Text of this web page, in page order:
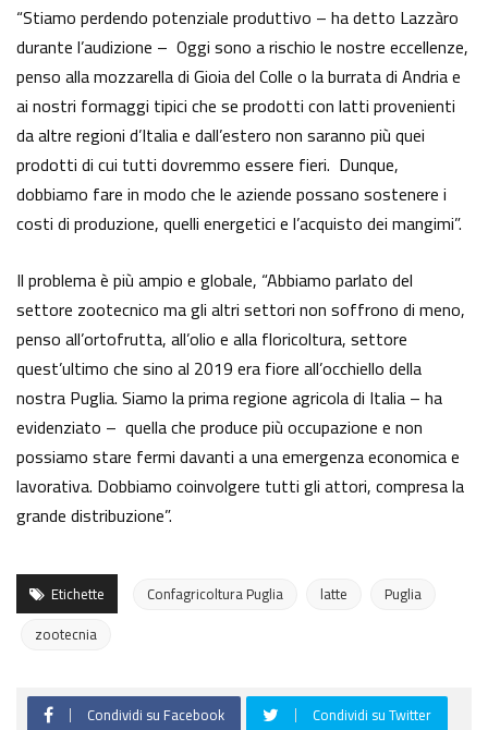
“Stiamo perdendo potenziale produttivo – ha detto Lazzàro
durante l’audizione – Oggi sono a rischio le nostre eccellenze,
penso alla mozzarella di Gioia del Colle o la burrata di Andria e
ai nostri formaggi tipici che se prodotti con latti provenienti
da altre regioni d’Italia e dall’estero non saranno più quei
prodotti di cui tutti dovremmo essere fieri. Dunque,
dobbiamo fare in modo che le aziende possano sostenere i
costi di produzione, quelli energetici e l’acquisto dei mangimi”.
Il problema è più ampio e globale, “Abbiamo parlato del
settore zootecnico ma gli altri settori non soffrono di meno,
penso all’ortofrutta, all’olio e alla floricoltura, settore
quest’ultimo che sino al 2019 era fiore all’occhiello della
nostra Puglia. Siamo la prima regione agricola di Italia – ha
evidenziato – quella che produce più occupazione e non
possiamo stare fermi davanti a una emergenza economica e
lavorativa. Dobbiamo coinvolgere tutti gli attori, compresa la
grande distribuzione”.
Etichette Confagricoltura Puglia latte
Puglia
zootecnia
Condividi su Facebook Condividi su Twitter